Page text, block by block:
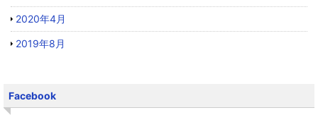
2020年4月
2019年8月
Facebook